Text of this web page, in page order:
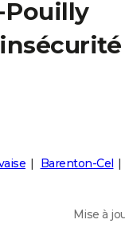
Pouilly
Barenton-Cel
Mise à